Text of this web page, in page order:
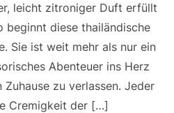
leicht zitroniger Duft erfüllt
beginnt diese thailändische
Sie ist weit mehr als nur ein
Abenteuer ins Herz
Zuhause zu verlassen. Jeder
Cremigkeit der […]